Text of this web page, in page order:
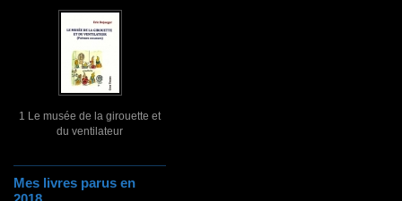
1 Le musée de la girouette et
du ventilateur
Mes livres parus en